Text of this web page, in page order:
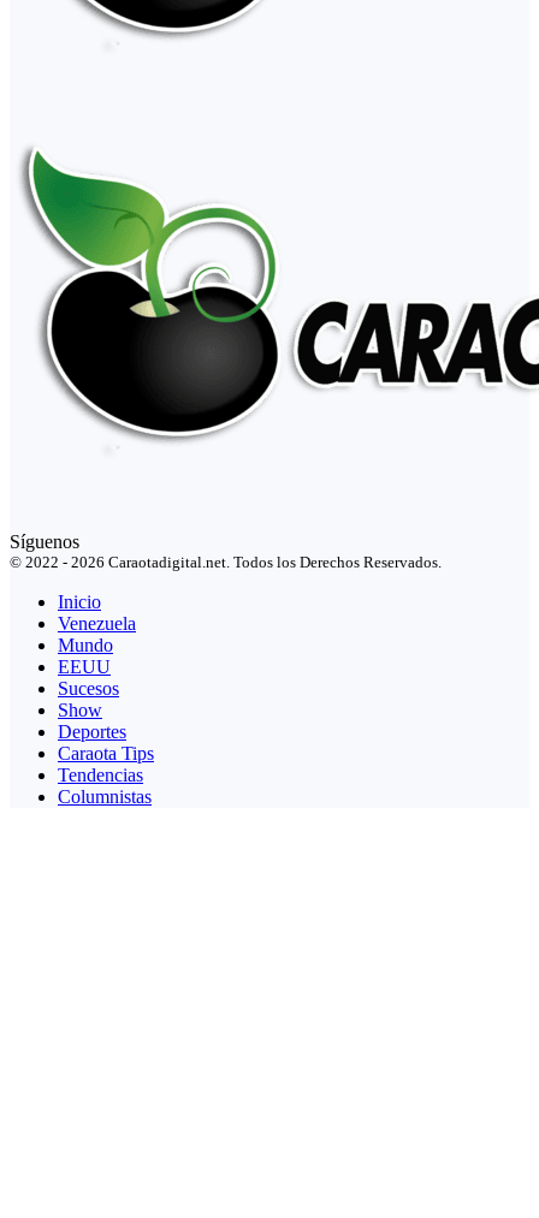
Síguenos
© 2022 - 2026 Caraotadigital.net. Todos los Derechos Reservados.
Inicio
Venezuela
Mundo
EEUU
Sucesos
Show
Deportes
Caraota Tips
Tendencias
Columnistas